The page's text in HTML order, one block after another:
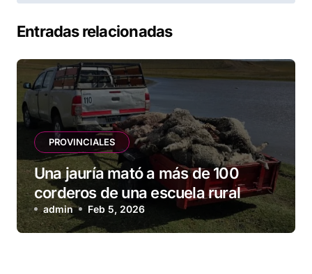
Entradas relacionadas
PROVINCIALES
Una jauría mató a más de 100
corderos de una escuela rural
admin Feb 5, 2026